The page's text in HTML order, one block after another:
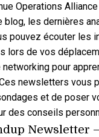
Operations
blog, les dernières
pouvez écouter les
lors de vos
pour
newsletters vous
et de poser
des conseils
Newsletter